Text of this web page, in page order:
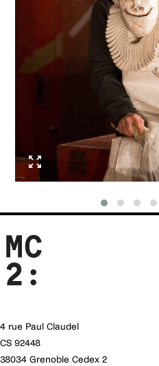
4 rue Paul Claudel
CS 92448
38034 Grenoble Cedex 2